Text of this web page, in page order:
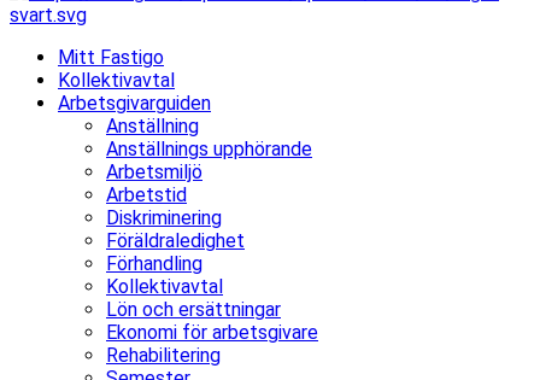
Mitt Fastigo
Kollektivavtal
Arbetsgivarguiden
Anställning
Anställnings upphörande
Arbetsmiljö
Arbetstid
Diskriminering
Föräldraledighet
Förhandling
Kollektivavtal
Lön och ersättningar
Ekonomi för arbetsgivare
Rehabilitering